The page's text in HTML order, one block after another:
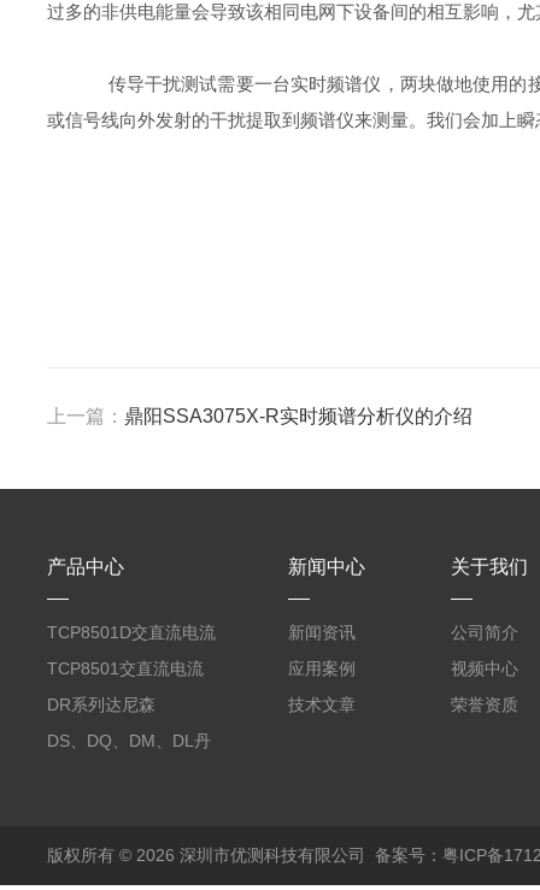
过多的非供电能量会导致该相同电网下设备间的相互影响，
传导干扰测试需要一台实时频谱仪，两块做地使用
或信号线向外发射的干扰提取到频谱仪来测量。我们会加上
上一篇： 鼎阳SSA3075X-R实时频谱分析仪的介绍
产品中心
TCP8501D交直流电流
探头500A
TCP8501交直流电流
探头500A
DR系列达尼森
Danisense高精度电流
DS、DQ、DM、DL丹
新闻中心
新闻资讯
应用案例
技术文章
关于我们
公司简介
视频中心
荣誉资质
版权所有 © 2026 深圳市优测科技有限公司 备案号：粤ICP备